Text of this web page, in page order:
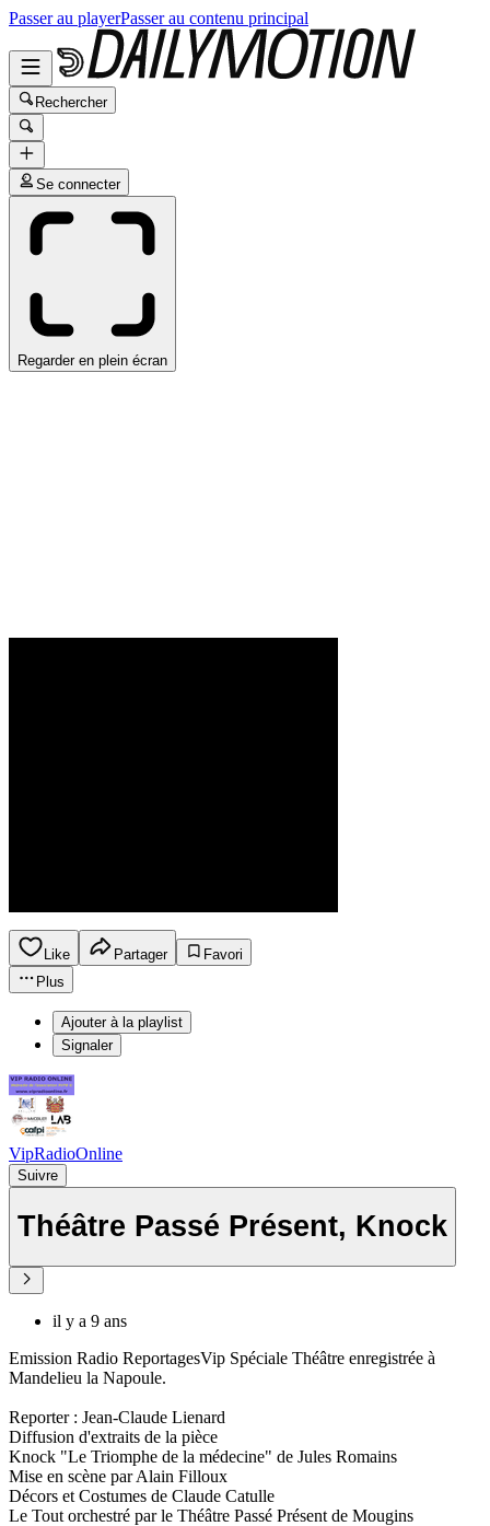
Passer au playerPasser au contenu principal
Rechercher
Se connecter
Regarder en plein écran
Like Partager
Favori
Plus
Ajouter à la playlist
Signaler
VipRadioOnline
Suivre
Théâtre Passé Présent, Knock
il y a 9 ans
Emission Radio ReportagesVip Spéciale Théâtre enregistrée à
Mandelieu la Napoule.
Reporter : Jean-Claude Lienard
Diffusion d'extraits de la pièce
Knock "Le Triomphe de la médecine" de Jules Romains
Mise en scène par Alain Filloux
Décors et Costumes de Claude Catulle
Le Tout orchestré par le Théâtre Passé Présent de Mougins